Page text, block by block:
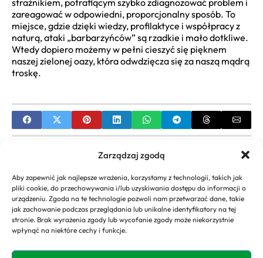
Zarządzaj zgodą
Aby zapewnić jak najlepsze wrażenia, korzystamy z technologii, takich jak
pliki cookie, do przechowywania i/lub uzyskiwania dostępu do informacji o
urządzeniu. Zgoda na te technologie pozwoli nam przetwarzać dane, takie
jak zachowanie podczas przeglądania lub unikalne identyfikatory na tej
stronie. Brak wyrażenia zgody lub wycofanie zgody może niekorzystnie
wpłynąć na niektóre cechy i funkcje.
zareagować w odpowiedni, proporcjonalny sposób. To
miejsce, gdzie dzięki wiedzy, profilaktyce i współpracy z
naturą, ataki „barbarzyńców” są rzadkie i mało dotkliwe.
Wtedy dopiero możemy w pełni cieszyć się pięknem
naszej zielonej oazy, która odwdzięcza się za naszą mądrą
troskę.
Jak wybrać idealny zestaw mebli ogrodowych?
Stół i krzesła
NEXT
Inspiracje i pomysły na alejki ogrodowe: